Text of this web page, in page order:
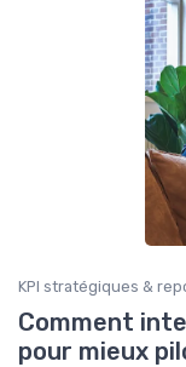
KPI stratégiques &
Comment
pour mieux